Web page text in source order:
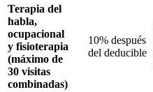
Terapia del
habla,
ocupacional
y fisioterapia
(máximo de
30 visitas
combinadas)
10% después
del deducible